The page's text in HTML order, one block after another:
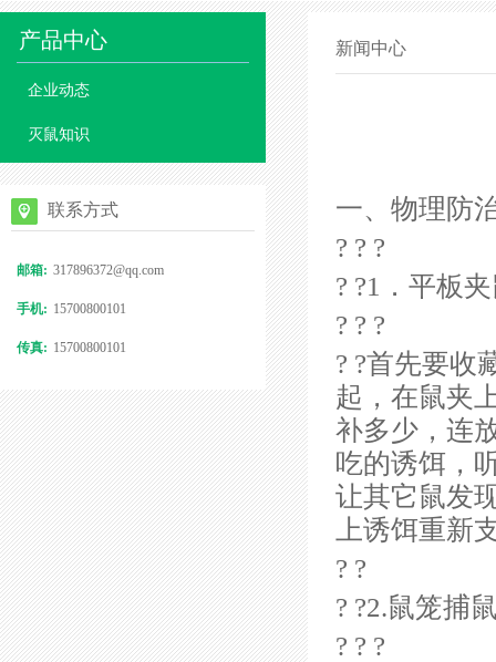
产品中心
企业动态
灭鼠知识
联系方式
邮箱: 317896372@qq.com
手机: 15700800101
传真: 15700800101
新闻中心
一、物理防
? ? ?
? ?1．平板
? ? ?
? ?首先要收
起，在鼠夹
补多少，连
吃的诱饵，
让其它鼠发
上诱饵重新
? ?
? ?2.鼠笼捕
? ? ?